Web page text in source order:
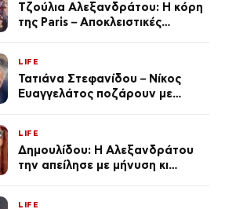
Τζούλια Αλεξανδράτου: Η κόρη
της Paris – Αποκλειστικές
LIFE
Τατιάνα Στεφανίδου – Νίκος
Ευαγγελάτος ποζάρουν με
LIFE
Δημουλίδου: Η Αλεξανδράτου
την απείλησε με μήνυση κι
LIFE